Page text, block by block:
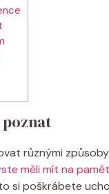
poznat
různými
měli mít na
si ⁣poškrábete